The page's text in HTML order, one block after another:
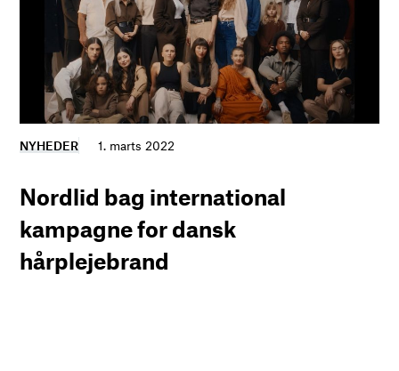
NYHEDER 1. marts 2022
Nordlid bag international
kampagne for dansk
hårplejebrand